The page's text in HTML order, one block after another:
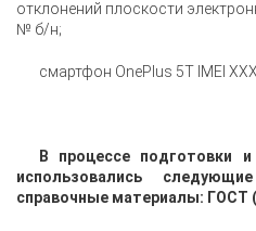
отклонений плоскости
№ б/н;
смартфон OnePlus 5T IMEI
В процессе подготовки и
использовались
справочные материалы: ГОСТ